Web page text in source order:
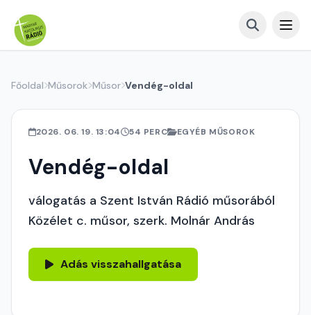
Főoldal Műsorok Műsor Vendég-oldal
2026. 06. 19. 13:04 54 PERC EGYÉB MŰSOROK
Vendég-oldal
válogatás a Szent István Rádió műsorából
Közélet c. műsor, szerk. Molnár András
Adás visszahallgatása